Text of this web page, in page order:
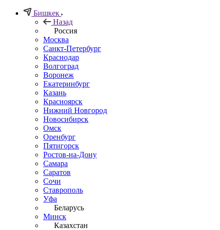
Бишкек
Назад
Россия
Москва
Санкт-Петербург
Краснодар
Волгоград
Воронеж
Екатеринбург
Казань
Красноярск
Нижний Новгород
Новосибирск
Омск
Оренбург
Пятигорск
Ростов-на-Дону
Самара
Саратов
Сочи
Ставрополь
Уфа
Беларусь
Минск
Казахстан